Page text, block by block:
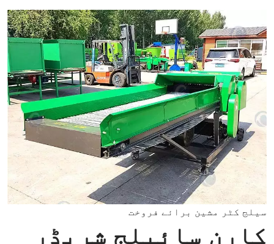
سیلج کٹر مشین برائے فروخت
کارن سائیلج شریڈر